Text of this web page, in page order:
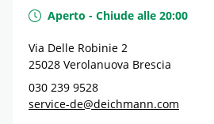
Aperto - Chiude alle 20:00
Via Delle Robinie 2
25028 Verolanuova Brescia
030 239 9528
service-de@deichmann.com